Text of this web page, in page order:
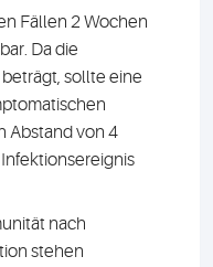
Fällen 2 Wochen
Da die
sollte eine
Abstand von 4
nach
stehen